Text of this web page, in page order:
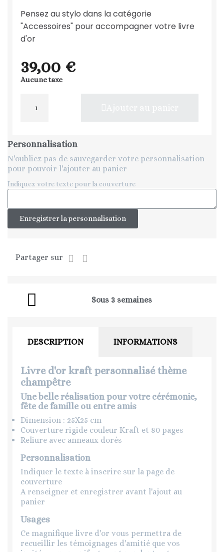
Pensez au stylo dans la catégorie
"Accessoires" pour accompagner votre livre
d'or
39,00 €
Aucune taxe
Personnalisation
N'oubliez pas de sauvegarder votre personnalisation
pour pouvoir l'ajouter au panier
Indiquez votre texte pour la couverture
Enregistrer la personnalisation
Partager sur
Sous 3 semaines
DESCRIPTION INFORMATIONS
Livre d'or kraft personnalisé thème
champêtre
Une belle réalisation pour votre cérémonie,
fête de famille ou entre amis
Dimension : 25X25 cm
Couverture rigide couleur Kraft et 80 pages
Reliure avec anneaux dorés
Personnalisation
Indiquer le texte à inscrire sur la page de
couverture
A renseigner et enregistrer avant l'ajout au
panier
Usages
Ce magnifique livre d'or vous permettra de
recueillir les témoignages d'amitié que vos